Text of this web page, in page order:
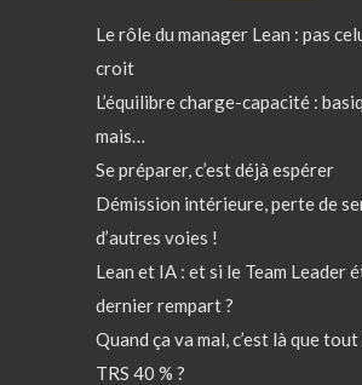
Le rôle du manager Lean : pas
croit
L’équilibre charge-capacité :
mais…
Se préparer, c’est déjà espérer
Démission intérieure, perte de
d’autres voies !
Lean et IA : et si le Team Leader
dernier rempart ?
Quand ça va mal, c’est là que
TRS 40 % ?